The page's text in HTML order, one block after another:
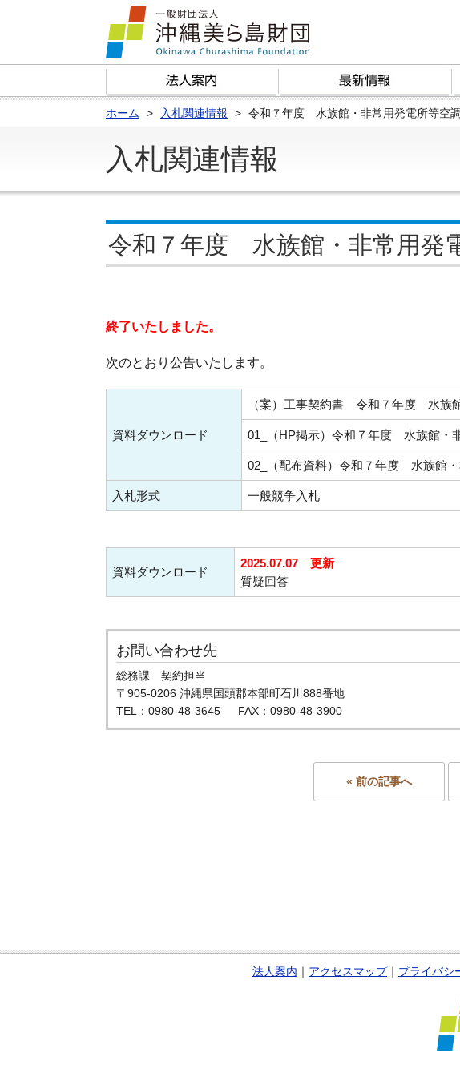
ホーム 入札関連情報 令和７年度 水族館・非常用発電所等空
入札関連情報
令和７年度 水族館・非常用発
終了いたしました。
次のとおり公告いたします。
資料ダウンロード
（案）工事契約書 令和７年度 水族
01_（HP掲示）令和７年度 水族館・
02_（配布資料）令和７年度 水族館
入札形式 一般競争入札
資料ダウンロード
2025.07.07 更新
質疑回答
お問い合わせ先
総務課 契約担当
〒905-0206 沖縄県国頭郡本部町石川888番地
TEL：0980-48-3645 FAX：0980-48-3900
« 前の記事へ
法人案内 ｜ アクセスマップ｜ プライバシ